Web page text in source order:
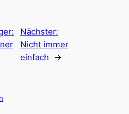
Nächster:
Nicht immer
einfach
→